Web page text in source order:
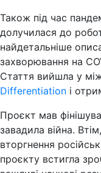
Також під час
долучилася до
найдетальніше
захворювання на
Стаття вийшла у
Differentiation і
Проєкт мав
завадила війна.
вторгнення
проєкту встигла